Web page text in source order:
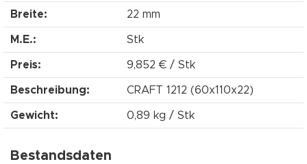
Breite: 22 mm
M.E.: Stk
Preis: 9,852 € / Stk
Beschreibung: CRAFT 1212 (60x110x22)
Gewicht: 0,89 kg / Stk
Bestandsdaten